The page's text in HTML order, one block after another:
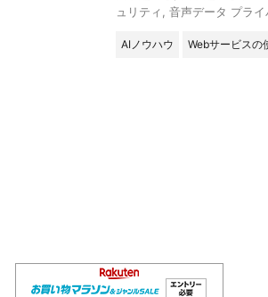
ュリティ
音声データ プライ
AIノウハウ Webサービスの